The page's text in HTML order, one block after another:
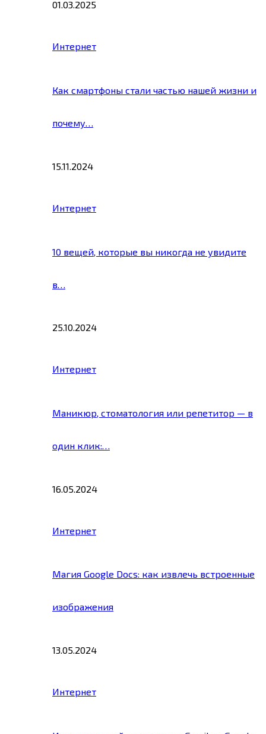
01.03.2025
Интернет
Как смартфоны стали частью нашей жизни и
почему…
15.11.2024
Интернет
10 вещей, которые вы никогда не увидите
в…
25.10.2024
Интернет
Маникюр, стоматология или репетитор — в
один клик:…
16.05.2024
Интернет
Магия Google Docs: как извлечь встроенные
изображения
13.05.2024
Интернет